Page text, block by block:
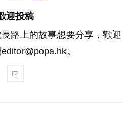
迎投稿
路上的故事想要分享，歡迎
。